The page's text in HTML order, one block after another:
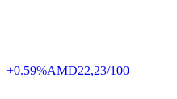
+0.59%AMD22,23/100